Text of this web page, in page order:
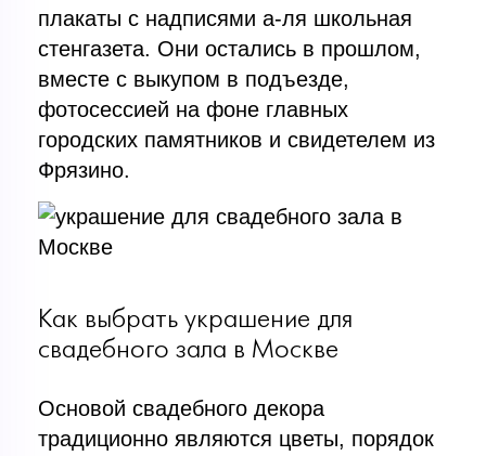
плакаты с надписями а-ля школьная
стенгазета. Они остались в прошлом,
вместе с выкупом в подъезде,
фотосессией на фоне главных
городских памятников и свидетелем из
Фрязино.
Как выбрать украшение для
свадебного зала в Москве
Основой свадебного декора
традиционно являются цветы, порядок